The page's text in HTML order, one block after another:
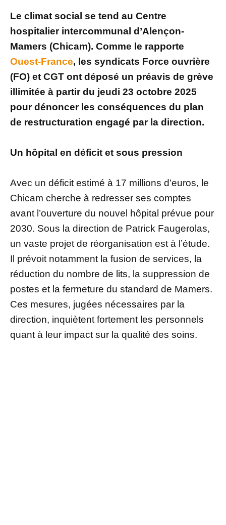
Le climat social se tend au Centre
hospitalier intercommunal d’Alençon-
Mamers (Chicam). Comme le rapporte
Ouest-France, les syndicats Force ouvrière
(FO) et CGT ont déposé un préavis de grève
illimitée à partir du jeudi 23 octobre 2025
pour dénoncer les conséquences du plan
de restructuration engagé par la direction.
Un hôpital en déficit et sous pression
Avec un déficit estimé à 17 millions d’euros, le
Chicam cherche à redresser ses comptes
avant l’ouverture du nouvel hôpital prévue pour
2030. Sous la direction de Patrick Faugerolas,
un vaste projet de réorganisation est à l’étude.
Il prévoit notamment la fusion de services, la
réduction du nombre de lits, la suppression de
postes et la fermeture du standard de Mamers.
Ces mesures, jugées nécessaires par la
direction, inquiètent fortement les personnels
quant à leur impact sur la qualité des soins.